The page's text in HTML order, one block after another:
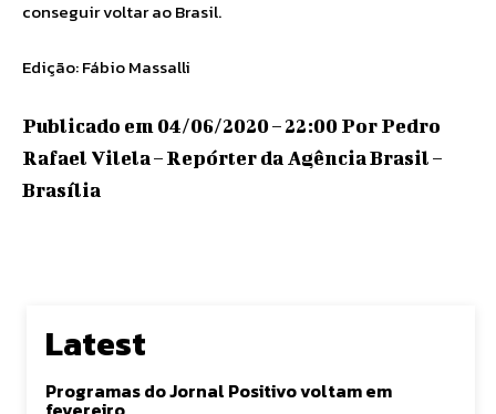
conseguir voltar ao Brasil.
Edição: Fábio Massalli
Publicado em 04/06/2020 – 22:00 Por Pedro
Rafael Vilela – Repórter da Agência Brasil –
Brasília
Latest
Programas do Jornal Positivo voltam em